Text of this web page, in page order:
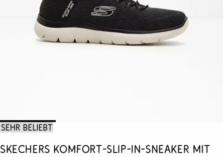
Sehr beliebt
Skechers Komfort-Slip-In-Sneaker mit